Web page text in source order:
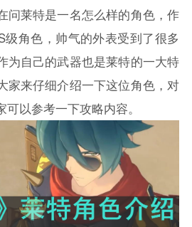
问莱特是一名怎么样的角色，作
级角色，帅气的外表受到了很多
为自己的武器也是莱特的一大特
家来仔细介绍一下这位角色，对
以参考一下攻略内容。